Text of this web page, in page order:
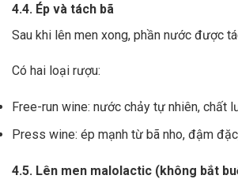
4.4. Ép và tách bã
Sau khi lên men xong, phần nước được
Có hai loại rượu:
Free-run wine: nước chảy tự nhiên, chất
Press wine: ép mạnh từ bã nho, đậm
4.5. Lên men malolactic (không bắt